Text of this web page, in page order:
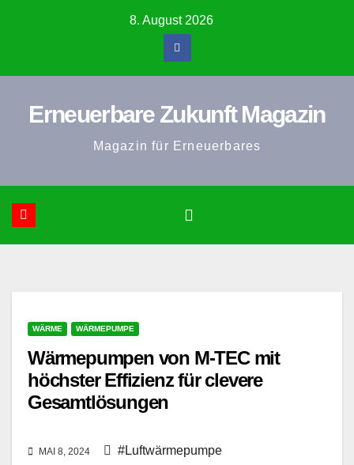
8. August 2026
Erneuerbare Zukunft Magazin
Magazin für Erneuerbares
WÄRME WÄRMEPUMPE
Wärmepumpen von M-TEC mit
höchster Effizienz für clevere
Gesamtlösungen
MAI 8, 2024 #Luftwärmepumpe